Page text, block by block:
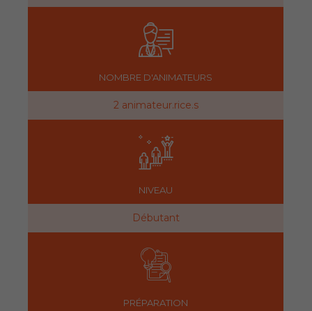
NOMBRE D'ANIMATEURS
2 animateur.rice.s
NIVEAU
Débutant
PRÉPARATION